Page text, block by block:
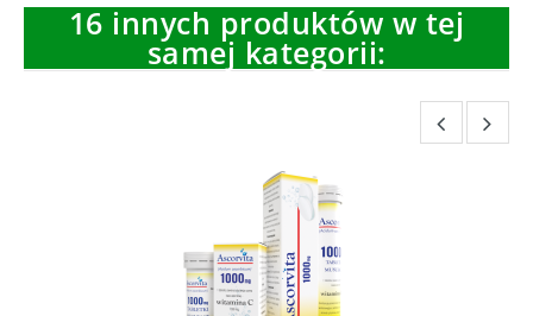
16 innych produktów w tej
samej kategorii: